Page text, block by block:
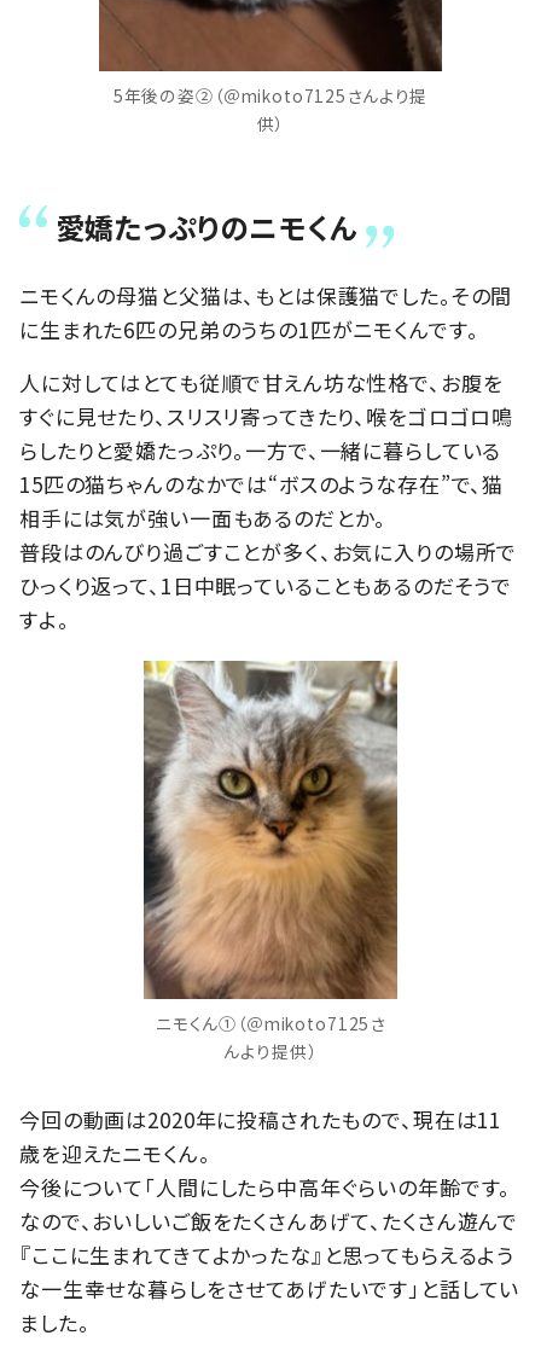
5年後の姿②（＠mikoto7125さんより提
供）
愛嬌たっぷりのニモくん
ニモくんの母猫と父猫は、もとは保護猫でした。その間
に生まれた6匹の兄弟のうちの1匹がニモくんです。
人に対してはとても従順で甘えん坊な性格で、お腹を
すぐに見せたり、スリスリ寄ってきたり、喉をゴロゴロ鳴
らしたりと愛嬌たっぷり。一方で、一緒に暮らしている
15匹の猫ちゃんのなかでは“ボスのような存在”で、猫
相手には気が強い一面もあるのだとか。
普段はのんびり過ごすことが多く、お気に入りの場所で
ひっくり返って、1日中眠っていることもあるのだそうで
すよ。
ニモくん①（＠mikoto7125さ
んより提供）
今回の動画は2020年に投稿されたもので、現在は11
歳を迎えたニモくん。
今後について「人間にしたら中高年ぐらいの年齢です。
なので、おいしいご飯をたくさんあげて、たくさん遊んで
『ここに生まれてきてよかったな』と思ってもらえるよう
な一生幸せな暮らしをさせてあげたいです」と話してい
ました。